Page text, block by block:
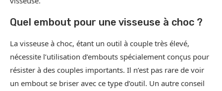
Quel embout pour une visseuse à choc ?
La visseuse à choc, étant un outil à couple très élevé,
nécessite l’utilisation d’embouts spécialement conçus pour
résister à des couples importants. Il n’est pas rare de voir
un embout se briser avec ce type d’outil. Un autre conseil